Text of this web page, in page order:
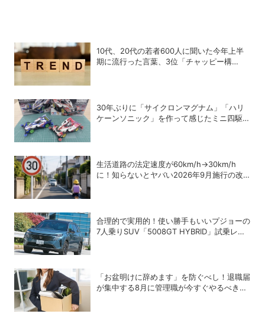
10代、20代の若者600人に聞いた今年上半
期に流行った言葉、3位「チャッピー構
30年ぶりに「サイクロンマグナム」「ハリ
ケーンソニック」を作って感じたミニ四駆の
生活道路の法定速度が60km/h→30km/h
に！知らないとヤバい2026年9月施行の改
合理的で実用的！使い勝手もいいプジョーの
7人乗りSUV「5008GT HYBRID」試乗レビ
「お盆明けに辞めます」を防ぐべし！退職届
が集中する8月に管理職が今すぐやるべき対